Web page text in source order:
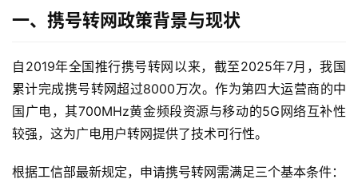
一、携号转网政策背景与现状
自2019年全国推行携号转网以来，截至2025年7月，我国
累计完成携号转网超过8000万次。作为第四大运营商的中
国广电，其700MHz黄金频段资源与移动的5G网络互补性
较强，这为广电用户转网提供了技术可行性。
根据工信部最新规定，申请携号转网需满足三个基本条件：